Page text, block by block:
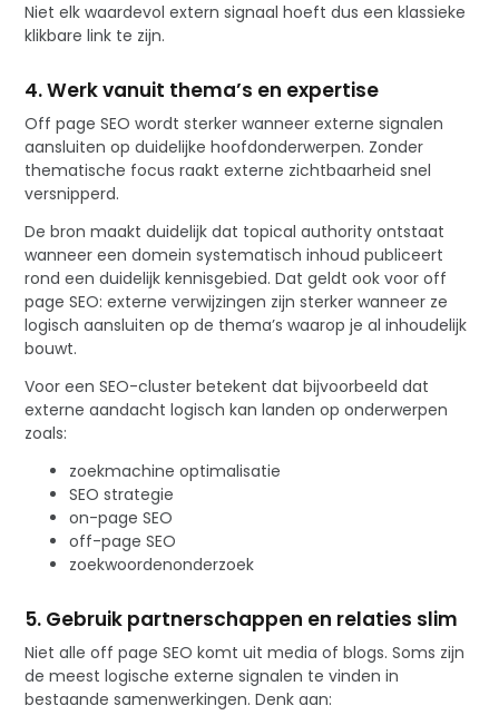
Niet elk waardevol extern signaal hoeft dus een klassieke
klikbare link te zijn.
4. Werk vanuit thema’s en expertise
Off page SEO wordt sterker wanneer externe signalen
aansluiten op duidelijke hoofdonderwerpen. Zonder
thematische focus raakt externe zichtbaarheid snel
versnipperd.
De bron maakt duidelijk dat topical authority ontstaat
wanneer een domein systematisch inhoud publiceert
rond een duidelijk kennisgebied. Dat geldt ook voor off
page SEO: externe verwijzingen zijn sterker wanneer ze
logisch aansluiten op de thema’s waarop je al inhoudelijk
bouwt.
Voor een SEO-cluster betekent dat bijvoorbeeld dat
externe aandacht logisch kan landen op onderwerpen
zoals:
zoekmachine optimalisatie
SEO strategie
on-page SEO
off-page SEO
zoekwoordenonderzoek
5. Gebruik partnerschappen en relaties slim
Niet alle off page SEO komt uit media of blogs. Soms zijn
de meest logische externe signalen te vinden in
bestaande samenwerkingen. Denk aan: